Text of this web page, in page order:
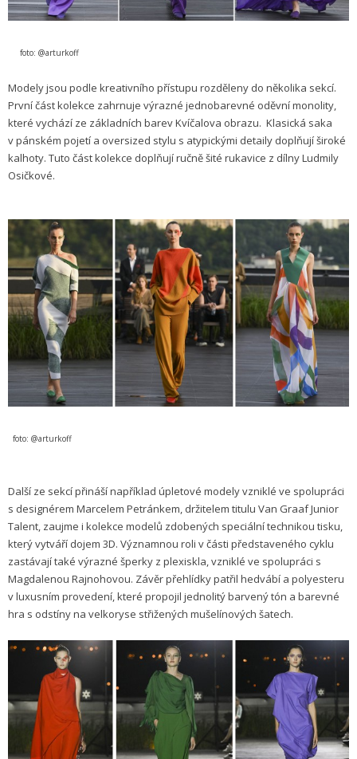
foto: @arturkoff
Modely jsou podle kreativního přístupu rozděleny do několika sekcí.
První část kolekce zahrnuje výrazné jednobarevné oděvní monolity,
které vychází ze základních barev Kvíčalova obrazu. Klasická saka
v pánském pojetí a oversized stylu s atypickými detaily doplňují široké
kalhoty. Tuto část kolekce doplňují ručně šité rukavice z dílny Ludmily
Osičkové.
foto: @arturkoff
Další ze sekcí přináší například úpletové modely vzniklé ve spolupráci
s designérem Marcelem Petránkem, držitelem titulu Van Graaf Junior
Talent, zaujme i kolekce modelů zdobených speciální technikou tisku,
který vytváří dojem 3D. Významnou roli v části představeného cyklu
zastávají také výrazné šperky z plexiskla, vzniklé ve spolupráci s
Magdalenou Rajnohovou. Závěr přehlídky patřil hedvábí a polyesteru
v luxusním provedení, které propojil jednolitý barvený tón a barevné
hra s odstíny na velkoryse střižených mušelínových šatech.